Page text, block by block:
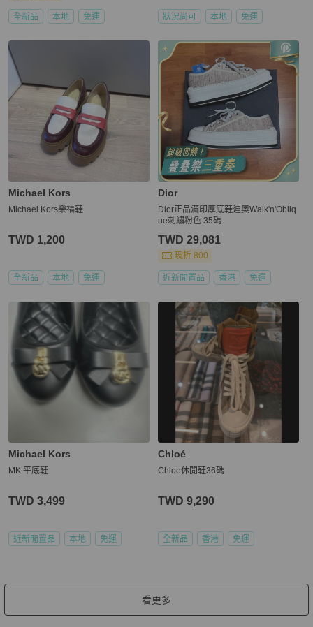
全新品 本地 免運 狀況尚可 本地 免運
Michael Kors
Michael Kors樂福鞋
TWD 1,200
全新品 本地 免運
Dior
Dior正品滿印厚底鞋迪奧Walk'n'Obliq
ue刺繡粉色 35碼
TWD 29,081
現折 800
近新閒置品 香港 免運
Michael Kors
MK 平底鞋
TWD 3,499
近新閒置品 本地 免運
Chloé
Chloe休閒鞋36碼
TWD 9,290
全新品 香港 免運
看更多